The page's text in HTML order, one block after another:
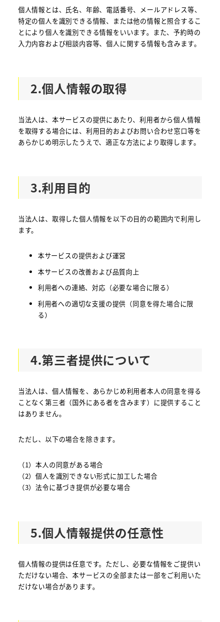
個人情報とは、氏名、年齢、電話番号、メールアドレス等、
特定の個人を識別できる情報、または他の情報と照合するこ
とにより個人を識別できる情報をいいます。また、予約時の
入力内容および相談内容等、個人に関する情報も含みます。
2.個人情報の取得
当法人は、本サービスの提供にあたり、利用者から個人情報
を取得する場合には、利用目的およびお問い合わせ窓口等を
あらかじめ明示したうえで、適正な方法により取得します。
3.利用目的
当法人は、取得した個人情報を以下の目的の範囲内で利用し
ます。
本サービスの提供および運営
本サービスの改善および品質向上
利用者への連絡、対応（必要な場合に限る）
利用者への適切な支援の提供（同意を得た場合に限
る）
4.第三者提供について
当法人は、個人情報を、あらかじめ利用者本人の同意を得る
ことなく第三者（国外にある者を含みます）に提供すること
はありません。
ただし、以下の場合を除きます。
（1）本人の同意がある場合
（2）個人を識別できない形式に加工した場合
（3）法令に基づき提供が必要な場合
5.個人情報提供の任意性
個人情報の提供は任意です。ただし、必要な情報をご提供い
ただけない場合、本サービスの全部または一部をご利用いた
だけない場合があります。